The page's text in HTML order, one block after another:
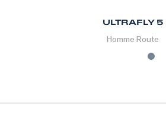
ULTRAFLY 5
Homme Route